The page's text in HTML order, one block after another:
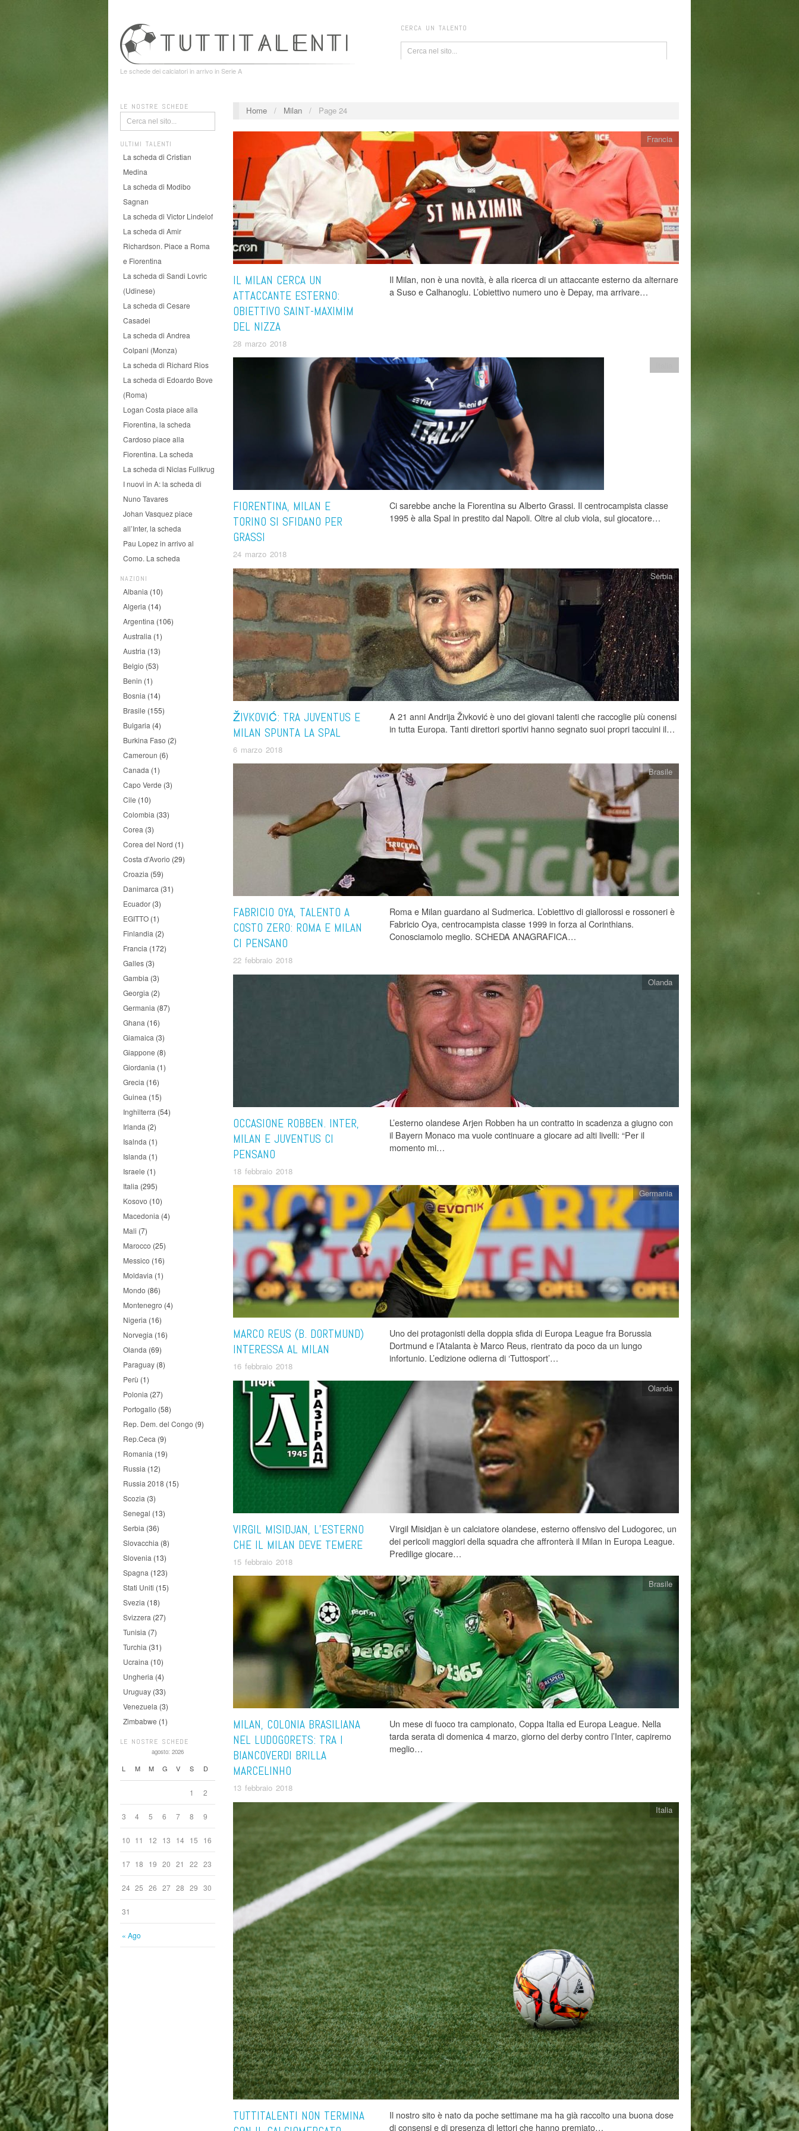
Le schede dei calciatori in arrivo in Serie A
CERCA UN TALENTO
LE NOSTRE SCHEDE
ULTIMI TALENTI
La scheda di Cristian
Medina
La scheda di Modibo
Sagnan
La scheda di Victor Lindelof
La scheda di Amir
Richardson. Piace a Roma
e Fiorentina
La scheda di Sandi Lovric
(Udinese)
La scheda di Cesare
Casadei
La scheda di Andrea
Colpani (Monza)
La scheda di Richard Rios
La scheda di Edoardo Bove
(Roma)
Logan Costa piace alla
Fiorentina, la scheda
Cardoso piace alla
Fiorentina. La scheda
La scheda di Niclas Fullkrug
I nuovi in A: la scheda di
Nuno Tavares
Johan Vasquez piace
all’Inter, la scheda
Pau Lopez in arrivo al
Como. La scheda
NAZIONI
Albania (10)
Algeria (14)
Argentina (106)
Australia (1)
Austria (13)
Belgio (53)
Benin (1)
Bosnia (14)
Brasile (155)
Bulgaria (4)
Burkina Faso (2)
Cameroun (6)
Canada (1)
Capo Verde (3)
Cile (10)
Colombia (33)
Corea (3)
Corea del Nord (1)
Costa d'Avorio (29)
Croazia (59)
Danimarca (31)
Ecuador (3)
EGITTO (1)
Finlandia (2)
Francia (172)
Galles (3)
Gambia (3)
Georgia (2)
Germania (87)
Ghana (16)
Giamaica (3)
Giappone (8)
Giordania (1)
Grecia (16)
Guinea (15)
Inghilterra (54)
Irlanda (2)
Isalnda (1)
Islanda (1)
Israele (1)
Italia (295)
Kosovo (10)
Macedonia (4)
Mali (7)
Marocco (25)
Messico (16)
Moldavia (1)
Mondo (86)
Montenegro (4)
Nigeria (16)
Norvegia (16)
Olanda (69)
Paraguay (8)
Perù (1)
Polonia (27)
Portogallo (58)
Rep. Dem. del Congo (9)
Rep.Ceca (9)
Romania (19)
Russia (12)
Russia 2018 (15)
Scozia (3)
Senegal (13)
Serbia (36)
Slovacchia (8)
Slovenia (13)
Spagna (123)
Stati Uniti (15)
Svezia (18)
Svizzera (27)
Tunisia (7)
Turchia (31)
Ucraina (10)
Ungheria (4)
Uruguay (33)
Venezuela (3)
Zimbabwe (1)
LE NOSTRE SCHEDE
agosto: 2026
L M M G V S D
« Ago
1 2
3 4 5 6 7 8 9
10 11 12 13 14 15 16
17 18 19 20 21 22 23
24 25 26 27 28 29 30
31
Home / Milan / Page 24
IL MILAN CERCA UN
ATTACCANTE ESTERNO:
OBIETTIVO SAINT-MAXIMIM
DEL NIZZA
28 marzo 2018
Francia
Il Milan, non è una novità, è alla ricerca di un attaccante esterno da alternare
a Suso e Calhanoglu. L’obiettivo numero uno è Depay, ma arrivare…
FIORENTINA, MILAN E
TORINO SI SFIDANO PER
GRASSI
24 marzo 2018
Ci sarebbe anche la Fiorentina su Alberto Grassi. Il centrocampista classe
1995 è alla Spal in prestito dal Napoli. Oltre al club viola, sul giocatore…
ŽIVKOVIĆ: TRA JUVENTUS E
MILAN SPUNTA LA SPAL
6 marzo 2018
Serbia
A 21 anni Andrija Živković è uno dei giovani talenti che raccoglie più conensi
in tutta Europa. Tanti direttori sportivi hanno segnato suoi propri taccuini il…
FABRICIO OYA, TALENTO A
COSTO ZERO: ROMA E MILAN
CI PENSANO
22 febbraio 2018
Brasile
Roma e Milan guardano al Sudmerica. L’obiettivo di giallorossi e rossoneri è
Fabricio Oya, centrocampista classe 1999 in forza al Corinthians.
Conosciamolo meglio. SCHEDA ANAGRAFICA…
OCCASIONE ROBBEN. INTER,
MILAN E JUVENTUS CI
PENSANO
18 febbraio 2018
Olanda
L’esterno olandese Arjen Robben ha un contratto in scadenza a giugno con
il Bayern Monaco ma vuole continuare a giocare ad alti livelli: “Per il
momento mi…
MARCO REUS (B. DORTMUND)
INTERESSA AL MILAN
16 febbraio 2018
Germania
Uno dei protagonisti della doppia sfida di Europa League fra Borussia
Dortmund e l’Atalanta è Marco Reus, rientrato da poco da un lungo
infortunio. L’edizione odierna di ‘Tuttosport’…
VIRGIL MISIDJAN, L’ESTERNO
CHE IL MILAN DEVE TEMERE
15 febbraio 2018
Olanda
Virgil Misidjan è un calciatore olandese, esterno offensivo del Ludogorec, un
dei pericoli maggiori della squadra che affronterà il Milan in Europa League.
Predilige giocare…
MILAN, COLONIA BRASILIANA
NEL LUDOGORETS: TRA I
BIANCOVERDI BRILLA
MARCELINHO
13 febbraio 2018
Brasile
Un mese di fuoco tra campionato, Coppa Italia ed Europa League. Nella
tarda serata di domenica 4 marzo, giorno del derby contro l’Inter, capiremo
meglio…
TUTTITALENTI NON TERMINA
Italia
Il nostro sito è nato da poche settimane ma ha già raccolto una buona dose
di consensi e di presenza di lettori che hanno premiato…